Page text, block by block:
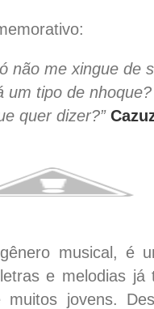
não me xingue de
um tipo de
quer dizer?”
musical, é
e melodias já
jovens.